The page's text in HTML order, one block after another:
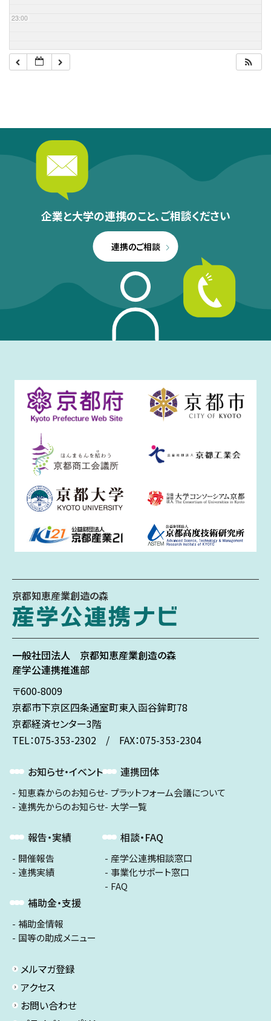
23:00
企業と大学の連携のこと、ご相談ください
連携のご相談
京都知恵産業創造の森
一般社団法人 京都知恵産業創造の森
産学公連携推進部
〒600-8009
京都市下京区四条通室町東入函谷鉾町78
京都経済センター3階
TEL：075-353-2302 / FAX：075-353-2304
お知らせ・イベント
知恵森からのお知らせ
連携先からのお知らせ
報告・実績
開催報告
連携実績
補助金・支援
補助金情報
国等の助成メニュー
連携団体
プラットフォーム会議について
大学一覧
相談・FAQ
産学公連携相談窓口
事業化サポート窓口
FAQ
メルマガ登録
アクセス
お問い合わせ